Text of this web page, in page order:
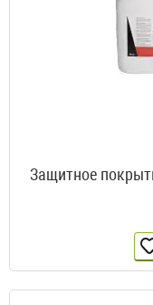
Защитное